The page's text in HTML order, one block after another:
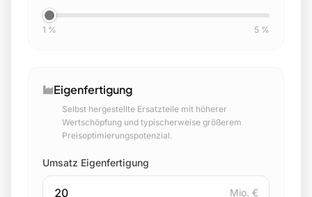
1 % 5 %
Eigenfertigung
Selbst hergestellte Ersatzteile mit höherer
Wertschöpfung und typischerweise größerem
Preisoptimierungspotenzial.
Umsatz Eigenfertigung
Mio. €